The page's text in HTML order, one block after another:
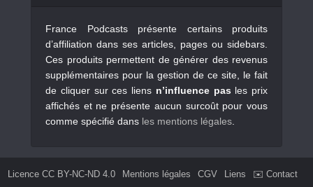
France Podcasts présente certains produits
d’affiliation dans ses articles, pages ou sidebars.
Ces produits permettent de générer des revenus
supplémentaires pour la gestion de ce site, le fait
de cliquer sur ces liens n’influence pas les prix
affichés et ne présente aucun surcoût pour vous
comme spécifié dans les mentions légales
Licence CC BY-NC-ND 4.0 Mentions légales CGV Liens ✉️ Contact